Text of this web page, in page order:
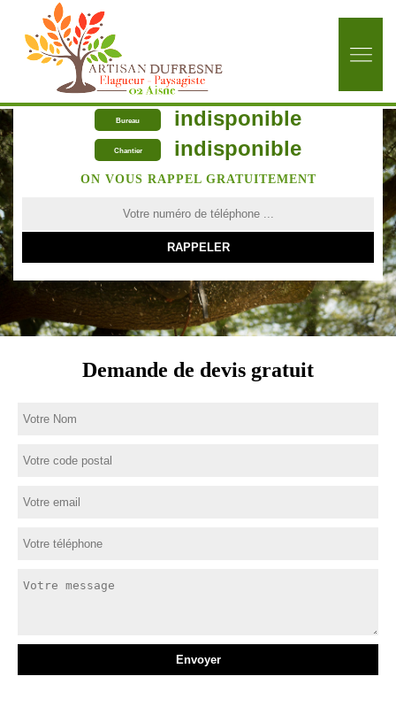
Bureau indisponible
Chantier indisponible
ON VOUS RAPPEL GRATUITEMENT
Demande de devis gratuit